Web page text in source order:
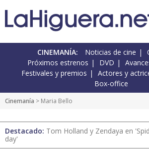
CINEMANÍA: Noticias de cine
Próximos estrenos
DVD
Festivales y premios
Actores y
Box-office
Cinemanía > Maria Bello
Destacado: Tom Holland y Zendaya en
day'